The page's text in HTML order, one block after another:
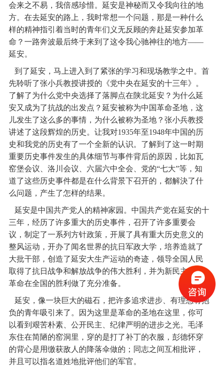
会来之不易，我倍感珍惜。延安是神秘而又令我向往的地
方。在去延安的路上，我时常想一个问题，那是一种什么
样的精神指引着当时的青年们义无反顾的奔赴延安参加革
命？一路奔波最后终于来到了这令我心驰神往的地方——
延安。
到了延安，马上进入到了紧张的学习和现场教学之中。首
先聆听了张小兵教授讲授的《党中央在延安的十三年》。
了解了为什么党中央选择了落脚点在陕北延安？为什么延
安又成为了抗战的出发点？延安被称为中国革命圣地，这
儿发生了这么多的事情，为什么被称为圣地？张小兵教授
讲述了这段辉煌的历史。让我对1935年至1948年中国的历
史和我党的历史有了一个全新的认识。了解到了这一时期
重要历史事件发生的具体细节与事件背后的原因，比如瓦
窑堡会议、洛川会议、六届六中全会、党的“七大”等，知
道了这些历史事件都是在什么背景下召开的，都解決了什
么问题，产生了怎样的结果。
延安是中国共产党人的精神家园。中国共产党在延安的十
三年，经历了许多重大的历史事件，召开了许多重要会
议，制定了一系列方针政策，开展了具有重大历史意义的
整风运动，开办了闻名世界的抗日军政大学，培养造就了
大批干部，创造了延安大生产运动的奇迹，领导全国人民
取得了抗日战争和解放战争的伟大胜利，并为新民主主义
革命在全国的胜利做了充分准备。
延安，像一块巨大的磁石，把许多追求进步、有理想有抱
负的青年吸引来了。因为这里是革命的圣地在这里，你可
以看到艰苦朴素、公开民主、纪律严明的进步之光。毛泽
东住在简陋的窑洞里，穿的是打了补丁的衣服，彭德怀穿
的背心是用缴获敌人的降落伞做的；同志之间互相批评，
并且可以指名道姓地批评他们的军官。